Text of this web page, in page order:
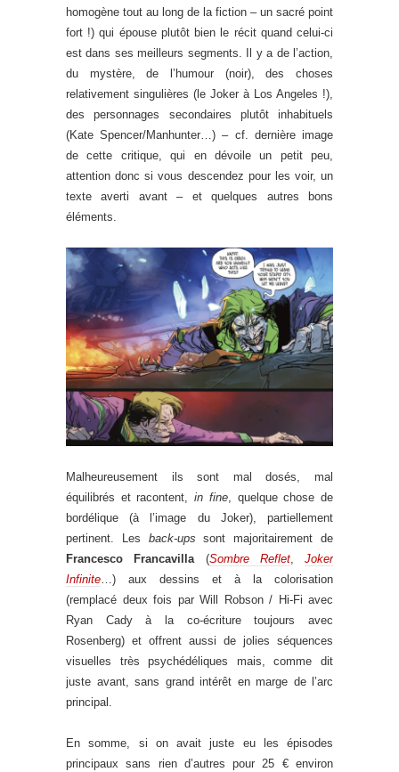
homogène tout au long de la fiction – un sacré point
fort !) qui épouse plutôt bien le récit quand celui-ci
est dans ses meilleurs segments. Il y a de l’action,
du mystère, de l’humour (noir), des choses
relativement singulières (le Joker à Los Angeles !),
des personnages secondaires plutôt inhabituels
(Kate Spencer/Manhunter…) – cf. dernière image
de cette critique, qui en dévoile un petit peu,
attention donc si vous descendez pour les voir, un
texte averti avant – et quelques autres bons
éléments.
Malheureusement ils sont mal dosés, mal
équilibrés et racontent,in fine, quelque chose de
bordélique (à l’image du Joker), partiellement
pertinent. Les back-ups sont majoritairement de
Francesco Francavilla(Sombre Reflet, Joker
Infinite…) aux dessins et à la colorisation
(remplacé deux fois par Will Robson / Hi-Fi avec
Ryan Cady à la co-écriture toujours avec
Rosenberg) et offrent aussi de jolies séquences
visuelles très psychédéliques mais, comme dit
juste avant, sans grand intérêt en marge de l’arc
principal.
En somme, si on avait juste eu les épisodes
principaux sans rien d’autres pour 25 € environ